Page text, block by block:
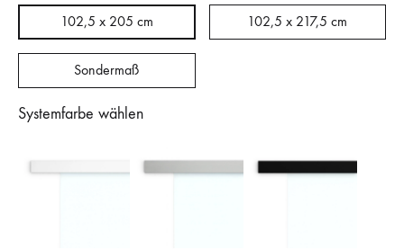
102,5 x 205 cm 102,5 x 217,5 cm
Sondermaß
Systemfarbe wählen